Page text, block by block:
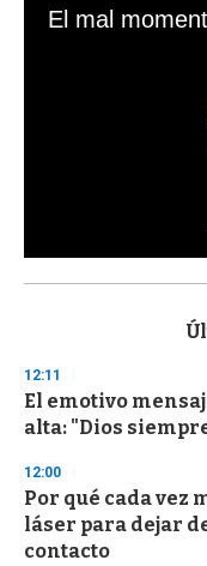
s
d
s
o
f
3
s
e
c
o
12:11
El emotivo
alta: "Dios
12:00
Por qué cada vez
láser para dejar
contacto